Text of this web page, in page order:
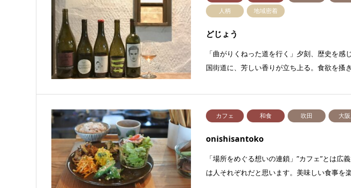
人柄
地域密着
どじょう
「曲がりくねった道を行く」夕刻、歴史を感
国街道に、芳しい香りが立ち上る。食欲を搔
カフェ 和食 吹田 大
onishisantoko
「場所をめぐる想いの連鎖」”カフェ”とは広
は人それぞれだと思います。美味しい食事を